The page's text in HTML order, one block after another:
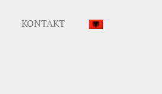
KONTAKT